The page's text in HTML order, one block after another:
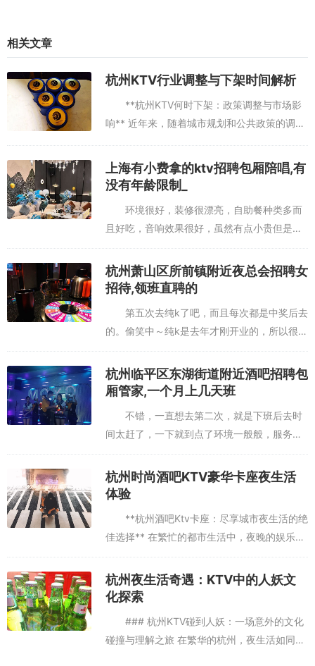
劲，！！！！！！！！为什么团购还要加钱呢，中包还要加钱吗？杭
州临安区太湖源镇附近夜场招聘包厢服务员,上班有什么要求
相关文章
杭州KTV行业调整与下架时间解析
**杭州KTV何时下架：政策调整与市场影
响** 近年来，随着城市规划和公共政策的调
市，其娱乐产业的未来备受关注。其中，KTV
作为城市夜生活的重要...
上海有小费拿的ktv招聘包厢陪唱,有
没有年龄限制_
环境很好，装修很漂亮，自助餐种类多而
且好吃，音响效果很好，虽然有点小贵但是值
得，很喜欢去，里面生意经常爆满离车公庙很
近的店~交通非常方便。歌库不算特别新，大
部分的歌都有~很好！服务态度...
杭州萧山区所前镇附近夜总会招聘女
招待,领班直聘的
第五次去纯k了吧，而且每次都是中奖后去
的。偷笑中～纯k是去年才刚开业的，所以很
新，刚好就在车公庙地铁d出口出来。装修的
很好，有两层都是他们家的。里面的服务态度
可是杠杠的好，一进门就是电...
杭州临平区东湖街道附近酒吧招聘包
厢管家,一个月上几天班
不错，一直想去第二次，就是下班后去时
间太赶了，一下就到点了环境一般般，服务可
以的，比金歌好多了经常来的一家，服务很
好，位置也挺方便，不错哦公司活动团购的，
我个人不会再去。杭州临平区东湖...
杭州时尚酒吧KTV豪华卡座夜生活
体验
**杭州酒吧Ktv卡座：尽享城市夜生活的绝
佳选择** 在繁忙的都市生活中，夜晚的娱乐成
为了人们放松心情、释放压力的重要途径。杭
州，这座历史悠久而又充满现代气息的城市，
其夜生活同样丰富...
杭州夜生活奇遇：KTV中的人妖文
化探索
### 杭州KTV碰到人妖：一场意外的文化
碰撞与理解之旅 在繁华的杭州，夜生活如同西